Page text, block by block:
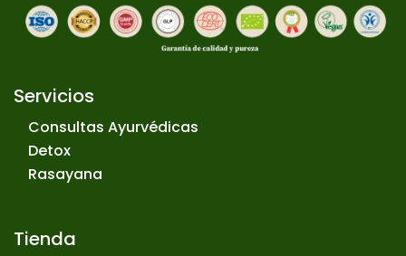
Servicios
Consultas Ayurvédicas
Detox
Rasayana
Tienda